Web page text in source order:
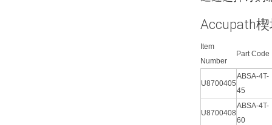
Accupath
Item
Number
Part Code
U8700405
ABSA-4T-
45
U8700408
ABSA-4T-
60